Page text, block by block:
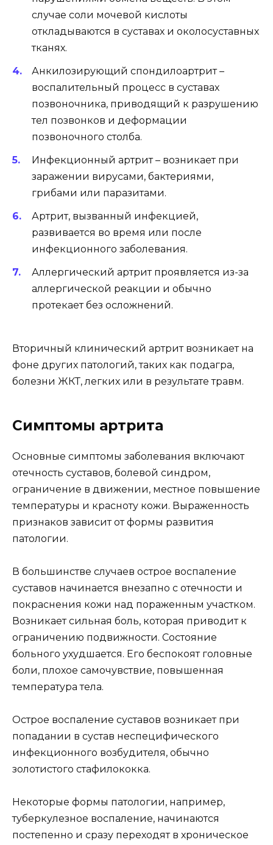
случае соли мочевой кислоты
откладываются в суставах и околосуставных
тканях.
Анкилозирующий спондилоартрит –
воспалительный процесс в суставах
позвоночника, приводящий к разрушению
тел позвонков и деформации
позвоночного столба.
Инфекционный артрит – возникает при
заражении вирусами, бактериями,
грибами или паразитами.
Артрит, вызванный инфекцией,
развивается во время или после
инфекционного заболевания.
Аллергический артрит проявляется из-за
аллергической реакции и обычно
протекает без осложнений.
Вторичный клинический артрит возникает на
фоне других патологий, таких как подагра,
болезни ЖКТ, легких или в результате травм.
Симптомы артрита
Основные симптомы заболевания включают
отечность суставов, болевой синдром,
ограничение в движении, местное повышение
температуры и красноту кожи. Выраженность
признаков зависит от формы развития
патологии.
В большинстве случаев острое воспаление
суставов начинается внезапно с отечности и
покраснения кожи над пораженным участком.
Возникает сильная боль, которая приводит к
ограничению подвижности. Состояние
больного ухудшается. Его беспокоят головные
боли, плохое самочувствие, повышенная
температура тела.
Острое воспаление суставов возникает при
попадании в сустав неспецифического
инфекционного возбудителя, обычно
золотистого стафилококка.
Некоторые формы патологии, например,
туберкулезное воспаление, начинаются
постепенно и сразу переходят в хроническое